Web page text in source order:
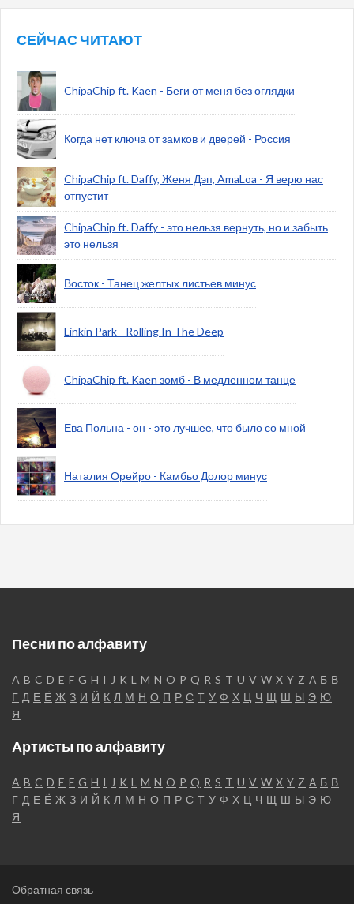
СЕЙЧАС ЧИТАЮТ
ChipaChip ft. Kaen - Беги от меня без оглядки
Когда нет ключа от замков и дверей - Россия
ChipaChip ft. Daffy, Женя Дэп, AmaLoa - Я верю нас
отпустит
ChipaChip ft. Daffy - это нельзя вернуть, но и забыть
это нельзя
Восток - Танец желтых листьев минус
Linkin Park - Rolling In The Deep
ChipaChip ft. Kaen зомб - В медленном танце
Ева Польна - он - это лучшее, что было со мной
Наталия Орейро - Камбьо Долор минус
Песни по алфавиту
A B C D E F G H I J K L M N O P Q R S T U V W X Y Z А Б В
Г Д Е Ё Ж З И Й К Л М Н О П Р С Т У Ф Х Ц Ч Щ Ш Ы Э Ю
Я
Артисты по алфавиту
A B C D E F G H I J K L M N O P Q R S T U V W X Y Z А Б В
Г Д Е Ё Ж З И Й К Л М Н О П Р С Т У Ф Х Ц Ч Щ Ш Ы Э Ю
Я
Обратная связь